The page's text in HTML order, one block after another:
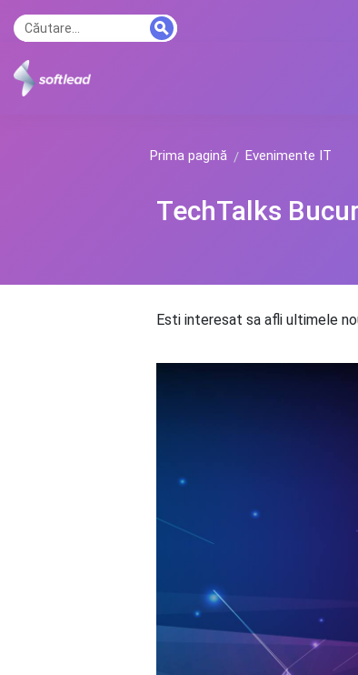
Prima pagină Evenimente IT
TechTalks
Esti interesat sa afli ultimele